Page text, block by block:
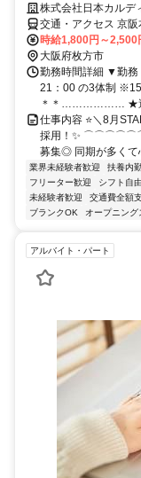
株式会社日本カルデ
交通・アクセス 京
線「宮之阪駅」徒歩9
時給1,800円～2,500
大阪府枚方市
勤務時間詳細 ▼勤務
21：00 の3体制
＊＊……………… ★週
仕事内容 ⭐＼8月
採用！✨
募集◎ 同期が多くて
業界未経験者歓迎 扶養内
フリーター歓迎
シフト自由
未経験者歓迎
交通費全額
ブランクOK
オープニング
アルバイト・パート